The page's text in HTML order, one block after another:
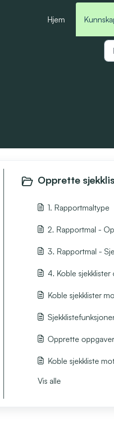
Hjem
Opprette
1. Rapportmaltype
2. Rapportmal -
3. Rapportmal -
4. Koble
Koble sjekklister
Opprette oppgaver
Koble sjekkliste
Vis alle